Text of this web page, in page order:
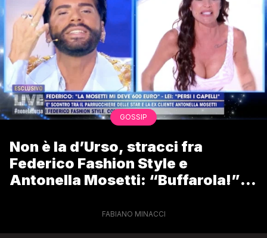
GOSSIP
Non è la d’Urso, stracci fra
Federico Fashion Style e
Antonella Mosetti: “Buffarola!” /
FABIANO MINACCI